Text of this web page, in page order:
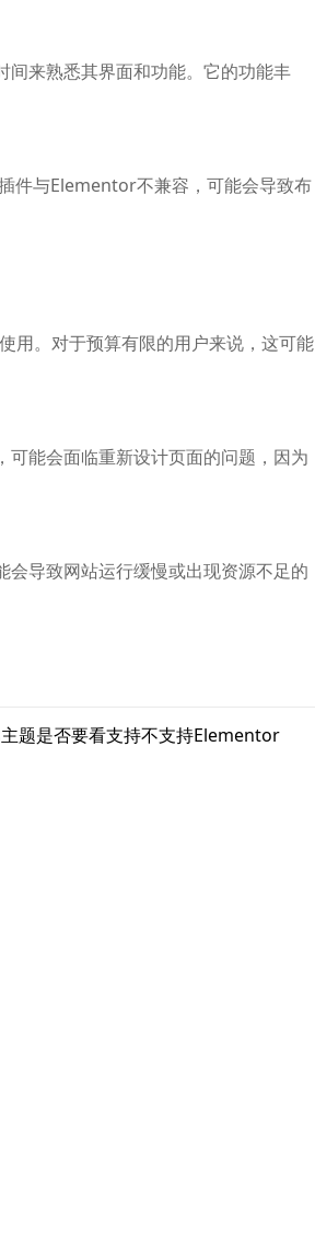
来熟悉其界面和功能。它的功能丰
件与Elementor不兼容，可能会导致布
用。对于预算有限的用户来说，这可能
能会面临重新设计页面的问题，因为
导致网站运行缓慢或出现资源不足的
题是否要看支持不支持Elementor